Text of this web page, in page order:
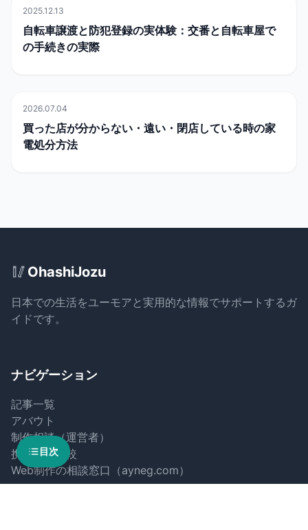
目次
🏠日常生活
2025.12.13
自転車譲渡と防犯登録の実体験：交番と自転車屋で
の手続きの実際
🏠日常生活
2026.07.04
買った店が分からない・遠い・閉店している時の家
電処分方法
Site Footer
🥢 OhashiJozu
日本での生活をユーモアと実用的な情報でサポートするガ
イドです。
ナビゲーション
記事一覧
アバウト
制作相談（運営者）
携帯料金比較
Web制作の相談窓口（ayneg.com）